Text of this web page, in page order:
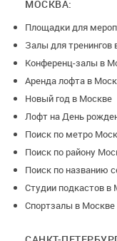
МОСКВА:
Площадки для
Залы для тренингов
Конференц-залы в
Аренда лофта в
Новый год в Москве
Лофт на День
Поиск по метро
Поиск по району
Поиск по названию
Студии подкастов в
Спортзалы в Москве